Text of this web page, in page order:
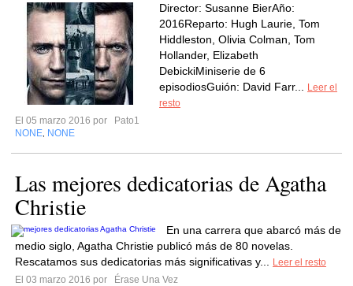
Director: Susanne BierAño:
2016Reparto: Hugh Laurie, Tom
Hiddleston, Olivia Colman, Tom
Hollander, Elizabeth
DebickiMiniserie de 6
episodiosGuión: David Farr...
Leer el
resto
El 05 marzo 2016 por
Pato1
NONE NONE
Las mejores dedicatorias de Agatha
Christie
En una carrera que abarcó más de
medio siglo, Agatha Christie publicó más de 80 novelas.
Rescatamos sus dedicatorias más significativas y...
Leer el resto
El 03 marzo 2016 por
Érase Una Vez